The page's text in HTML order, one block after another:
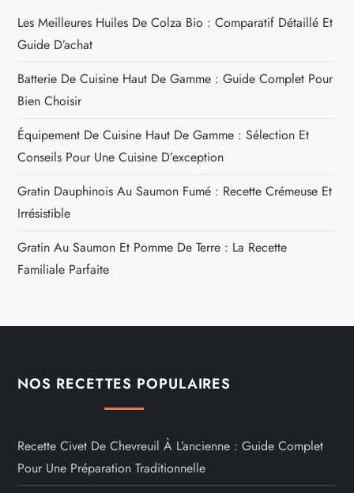
Les Meilleures Huiles De Colza Bio : Comparatif Détaillé Et
Guide D’achat
Batterie De Cuisine Haut De Gamme : Guide Complet Pour
Bien Choisir
Équipement De Cuisine Haut De Gamme : Sélection Et
Conseils Pour Une Cuisine D’exception
Gratin Dauphinois Au Saumon Fumé : Recette Crémeuse Et
Irrésistible
Gratin Au Saumon Et Pomme De Terre : La Recette
Familiale Parfaite
NOS RECETTES POPULAIRES
Recette Civet De Chevreuil À L’ancienne : Guide Complet
Pour Une Préparation Traditionnelle